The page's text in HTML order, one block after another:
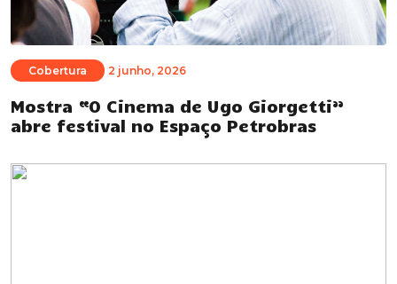
Cobertura 2 junho, 2026
Mostra “O Cinema de Ugo Giorgetti”
abre festival no Espaço Petrobras